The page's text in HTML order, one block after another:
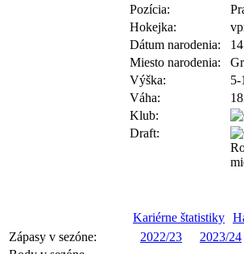
Pozícia:
Hokejka:
Dátum narodenia:
Miesto narodenia:
Výška:
5-
Váha:
Klub:
Draft:
Kariérne štatistiky
Zápasy v sezóne:
2022/23 2023/24